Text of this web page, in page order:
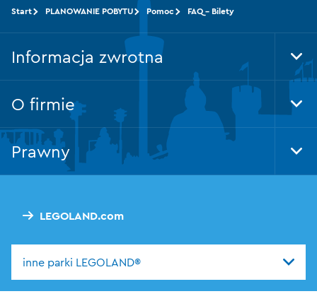
LEGOLAND.com
inne parki LEGOLAND®
Start PLANOWANIE POBYTU Pomoc FAQ - Bilety
Informacja zwrotna
O firmie
Prawny